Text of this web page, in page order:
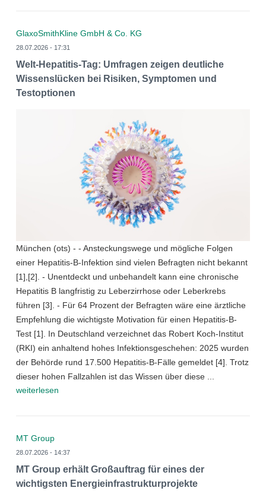
GlaxoSmithKline GmbH & Co. KG
28.07.2026 - 17:31
Welt-Hepatitis-Tag: Umfragen zeigen deutliche
Wissenslücken bei Risiken, Symptomen und
Testoptionen
München (ots) - - Ansteckungswege und mögliche Folgen
einer Hepatitis-B-Infektion sind vielen Befragten nicht bekannt
[1],[2]. - Unentdeckt und unbehandelt kann eine chronische
Hepatitis B langfristig zu Leberzirrhose oder Leberkrebs
führen [3]. - Für 64 Prozent der Befragten wäre eine ärztliche
Empfehlung die wichtigste Motivation für einen Hepatitis-B-
Test [1]. In Deutschland verzeichnet das Robert Koch-Institut
(RKI) ein anhaltend hohes Infektionsgeschehen: 2025 wurden
der Behörde rund 17.500 Hepatitis-B-Fälle gemeldet [4]. Trotz
dieser hohen Fallzahlen ist das Wissen über diese ...
weiterlesen
MT Group
28.07.2026 - 14:37
MT Group erhält Großauftrag für eines der
wichtigsten Energieinfrastrukturprojekte